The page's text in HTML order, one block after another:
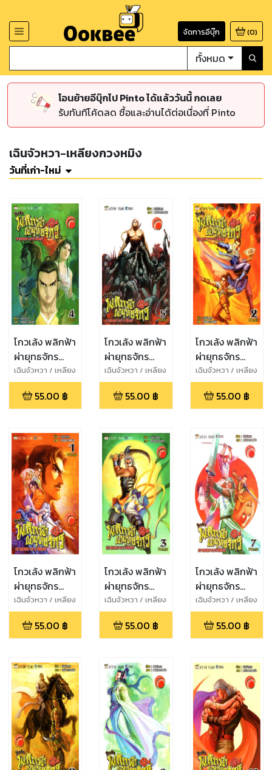
จัดการอีบุ๊ก (0)
ทั้งหมด
โอนย้ายอีบุ๊กไป Pinto ได้แล้ววันนี้ กดเลย
รับทันทีโค้ดลด ซื้อและอ่านได้ต่อเนื่องที่ Pinto
เฉินจัวหวา-เหลียงกวงหมิง
วันที่เก่า-ใหม่
โกวเล้ง พลิกฟ้า
ผ่ายุทธจักร
ภาคทลาย
ราชันย์ เล่ม 4
เฉินจัวหวา / เหลียง
กวงหมิง
55.00 ฿
โกวเล้ง พลิกฟ้า
ผ่ายุทธจักร
ภาคทลาย
ราชันย์ เล่ม 5
เฉินจัวหวา / เหลียง
กวงหมิง
55.00 ฿
โกวเล้ง พลิกฟ้า
ผ่ายุทธจักร
ภาคทลาย
ราชันย์ เล่ม 2
เฉินจัวหวา / เหลียง
กวงหมิง
55.00 ฿
โกวเล้ง พลิกฟ้า
ผ่ายุทธจักร
ภาคทลาย
ราชันย์ เล่ม 1
เฉินจัวหวา / เหลียง
กวงหมิง
55.00 ฿
โกวเล้ง พลิกฟ้า
ผ่ายุทธจักร
ภาคทลาย
ราชันย์ เล่ม 3
เฉินจัวหวา / เหลียง
กวงหมิง
55.00 ฿
โกวเล้ง พลิกฟ้า
ผ่ายุทธจักร
ภาคทลาย
ราชันย์ เล่ม 7
เฉินจัวหวา / เหลียง
กวงหมิง
55.00 ฿